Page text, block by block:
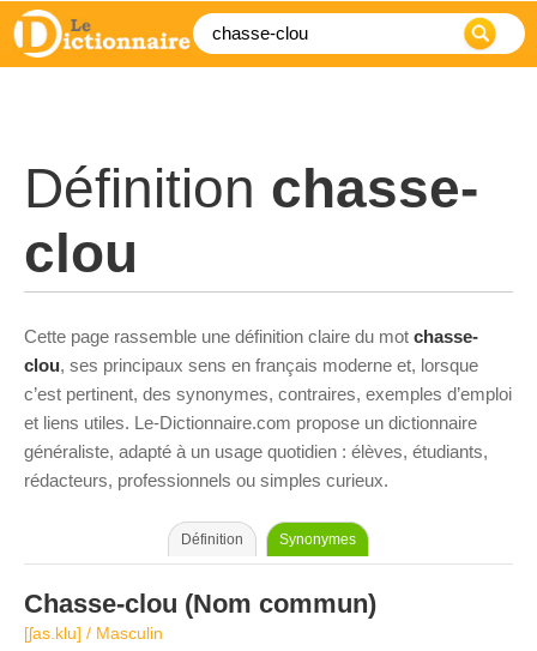
Définition chasse-
clou
Cette page rassemble une définition claire du mot chasse-
clou, ses principaux sens en français moderne et, lorsque
c’est pertinent, des synonymes, contraires, exemples d’emploi
et liens utiles. Le-Dictionnaire.com propose un dictionnaire
généraliste, adapté à un usage quotidien : élèves, étudiants,
rédacteurs, professionnels ou simples curieux.
Définition Synonymes
Chasse-clou (Nom commun)
[ʃas.klu] / Masculin